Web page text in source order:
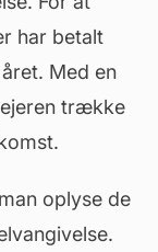
har betalt
Med en
trække
oplyse de